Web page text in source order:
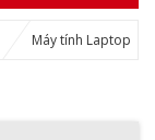
Máy tính Laptop